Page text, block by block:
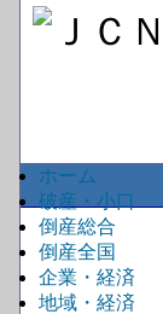
ホーム
破産・小口
倒産総合
倒産全国
企業・経済
地域・経済